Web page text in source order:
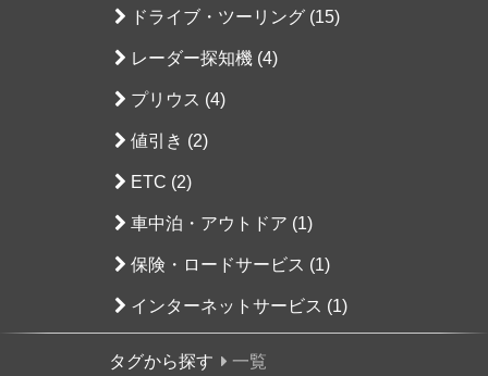
ドライブ・ツーリング (15)
レーダー探知機 (4)
プリウス (4)
値引き (2)
ETC (2)
車中泊・アウトドア (1)
保険・ロードサービス (1)
インターネットサービス (1)
タグから探す 一覧